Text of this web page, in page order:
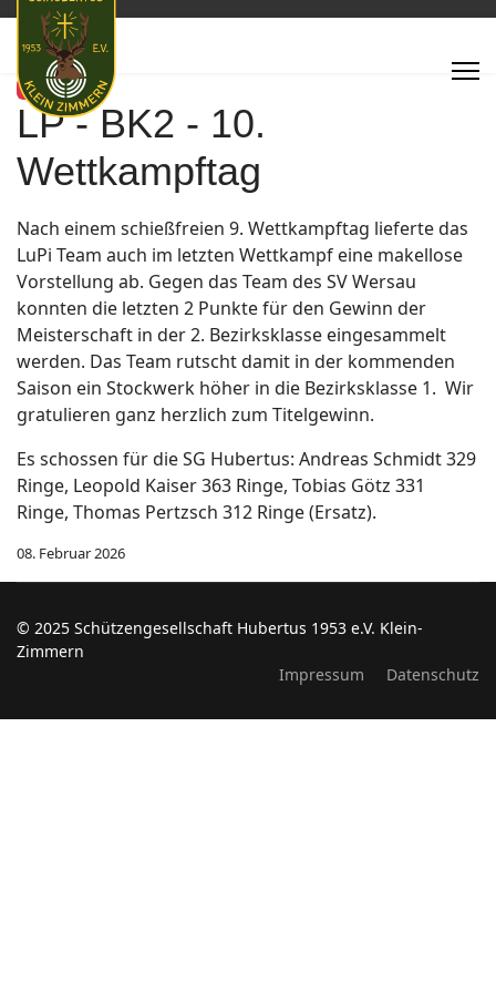
Featured
LP - BK2 - 10.
Wettkampftag
Nach einem schießfreien 9. Wettkampftag lieferte das
LuPi Team auch im letzten Wettkampf eine makellose
Vorstellung ab. Gegen das Team des SV Wersau
konnten die letzten 2 Punkte für den Gewinn der
Meisterschaft in der 2. Bezirksklasse eingesammelt
werden. Das Team rutscht damit in der kommenden
Saison ein Stockwerk höher in die Bezirksklasse 1. Wir
gratulieren ganz herzlich zum Titelgewinn.
Es schossen für die SG Hubertus: Andreas Schmidt 329
Ringe, Leopold Kaiser 363 Ringe, Tobias Götz 331
Ringe, Thomas Pertzsch 312 Ringe (Ersatz).
08. Februar 2026
© 2025 Schützengesellschaft Hubertus 1953 e.V. Klein-
Zimmern
Impressum
Datenschutz